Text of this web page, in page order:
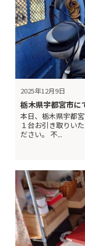
2025年12月9日
栃木県宇都宮市に
本日、栃木県宇都
１台お引き取りい
ださい。 不...